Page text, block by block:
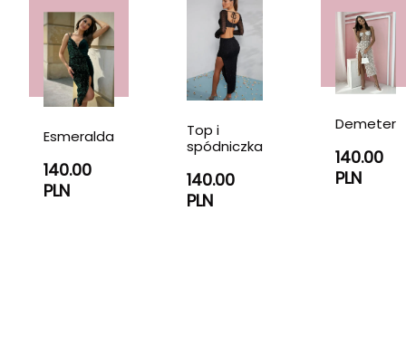
Esmeralda
140.00
PLN
Top i
spódniczka
140.00
PLN
Demeter
140.00
PLN